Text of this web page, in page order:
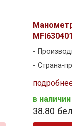
Страна-
в наличии
38.80